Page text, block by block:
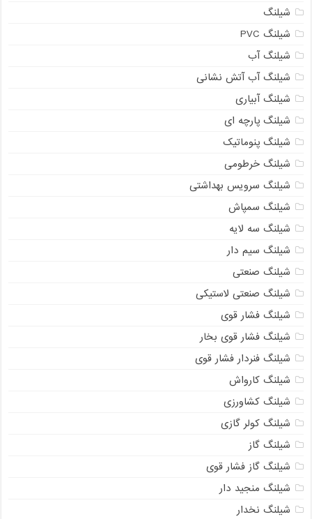
شیلنگ
شیلنگ PVC
شیلنگ آب
شیلنگ آب آتش نشانی
شیلنگ آبیاری
شیلنگ پارچه ای
شیلنگ پنوماتیک
شیلنگ خرطومی
شیلنگ سرویس بهداشتی
شیلنگ سمپاش
شیلنگ سه لایه
شیلنگ سیم دار
شیلنگ صنعتی
شیلنگ صنعتی لاستیکی
شیلنگ فشار قوی
شیلنگ فشار قوی بخار
شیلنگ فنردار فشار قوی
شیلنگ کارواش
شیلنگ کشاورزی
شیلنگ کولر گازی
شیلنگ گاز
شیلنگ گاز فشار قوی
شیلنگ منجید دار
شیلنگ نخدار